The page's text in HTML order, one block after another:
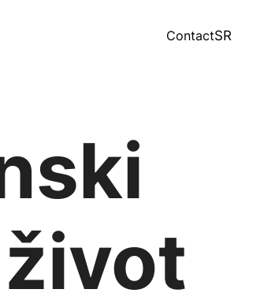
ContactSR